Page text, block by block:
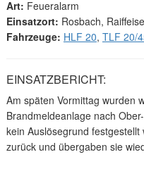
Art: Feueralarm
Einsatzort: Rosbach,
Fahrzeuge: HLF 20, TLF 20/
EINSATZBERICHT:
Am späten Vormittag wurden
Brandmeldeanlage nach
kein Auslösegrund
zurück und übergaben sie